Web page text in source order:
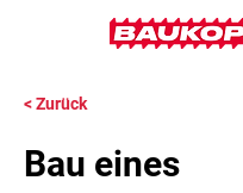
< Zurück
Bau eines